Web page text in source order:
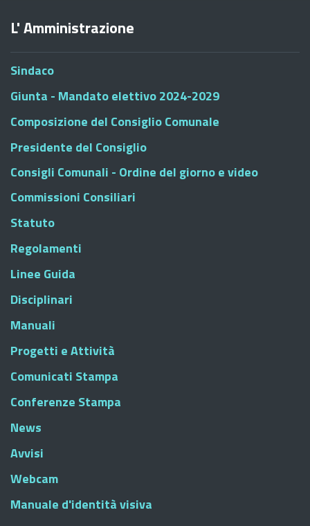
L' Amministrazione
Sindaco
Giunta - Mandato elettivo 2024-2029
Composizione del Consiglio Comunale
Presidente del Consiglio
Consigli Comunali - Ordine del giorno e video
Commissioni Consiliari
Statuto
Regolamenti
Linee Guida
Disciplinari
Manuali
Progetti e Attività
Comunicati Stampa
Conferenze Stampa
News
Avvisi
Webcam
Manuale d'identità visiva